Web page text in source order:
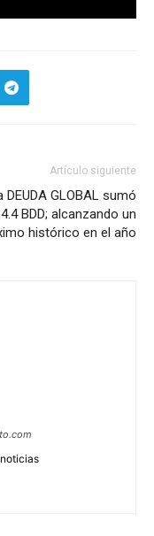
Artículo siguiente
DEUDA GLOBAL sumó
BDD; alcanzando un
histórico en el año